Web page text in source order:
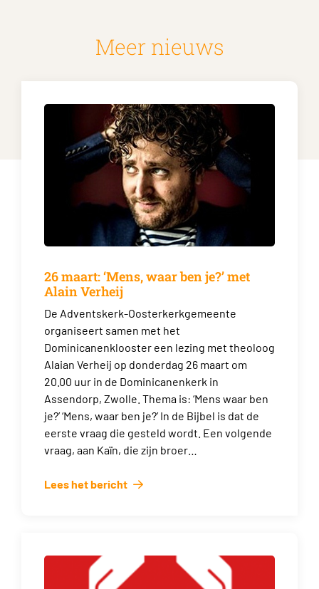
Meer nieuws
26 maart: ‘Mens, waar ben je?’ met
Alain Verheij
De Adventskerk-Oosterkerkgemeente
organiseert samen met het
Dominicanenklooster een lezing met theoloog
Alaian Verheij op donderdag 26 maart om
20.00 uur in de Dominicanenkerk in
Assendorp, Zwolle. Thema is: ‘Mens waar ben
je?’ ‘Mens, waar ben je?’ In de Bijbel is dat de
eerste vraag die gesteld wordt. Een volgende
vraag, aan Kaïn, die zijn broer…
Lees het bericht